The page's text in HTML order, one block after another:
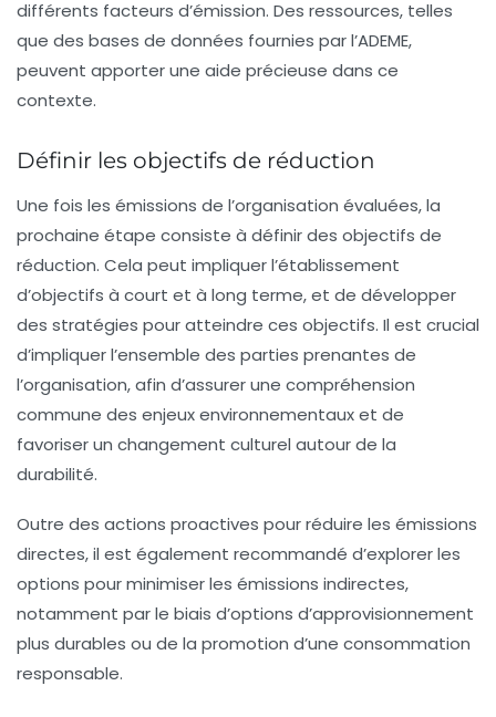
différents facteurs d’émission. Des ressources, telles
que des bases de données fournies par l’ADEME,
peuvent apporter une aide précieuse dans ce
contexte.
Définir les objectifs de réduction
Une fois les émissions de l’organisation évaluées, la
prochaine étape consiste à définir des objectifs de
réduction. Cela peut impliquer l’établissement
d’objectifs à court et à long terme, et de développer
des stratégies pour atteindre ces objectifs. Il est crucial
d’impliquer l’ensemble des parties prenantes de
l’organisation, afin d’assurer une compréhension
commune des enjeux environnementaux et de
favoriser un changement culturel autour de la
durabilité.
Outre des actions proactives pour réduire les émissions
directes, il est également recommandé d’explorer les
options pour minimiser les émissions indirectes,
notamment par le biais d’options d’approvisionnement
plus durables ou de la promotion d’une consommation
responsable.